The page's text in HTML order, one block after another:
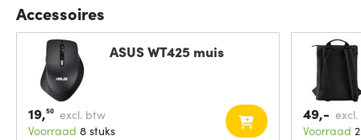
Accessoires
ASUS WT425 muis
19,50 excl. btw
Voorraad 8 stuks
49,-
Voorraad